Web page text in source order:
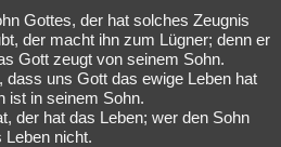
Gottes, der hat solches Zeugnis
der macht ihn zum Lügner; denn er
Gott zeugt von seinem Sohn.
dass uns Gott das ewige Leben hat
ist in seinem Sohn.
der hat das Leben; wer den Sohn
Leben nicht.